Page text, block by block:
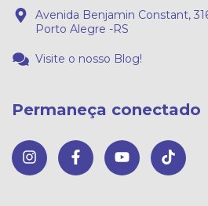
Avenida Benjamin Constant,
Porto Alegre -RS
Visite o nosso Blog!
Permaneça conectado